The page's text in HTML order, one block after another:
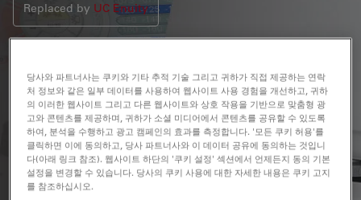
Replaced by UC Enuity
(-15~-185°C)을 준비해야 한다면, Cryochamber Leica EM
FC7을 Ultramicrotome Leica EM UC6 또는 Leica EM
UC7에 장착하여 Cryoultramicrotome으로 바꾸세요.
완벽한 극저온 절편을 위해 4 단계만 수행하면 됩니다 ----
갤러리 "를 클릭하십시오.
당사와 파트너사는 쿠키와 기타 추적 기술 그리고 귀하가 직접 제공하는 연락
처 정보와 같은 일부 데이터를 사용하여 웹사이트 사용 경험을 개선하고, 귀하
의 이러한 웹사이트 그리고 다른 웹사이트와 상호 작용을 기반으로 맞춤형 광
고와 콘텐츠를 제공하며, 귀하가 소셜 미디어에서 콘텐츠를 공유할 수 있도록
하여, 분석을 수행하고 광고 캠페인의 효과를 측정합니다. '모든 쿠키 허용'를
클릭하면 이에 동의하고, 당사 파트너사와 이 데이터 공유에 동의하는 것입니
다(아래 링크 참조). 웹사이트 하단의 '쿠키 설정' 섹션에서 언제든지 동의 기본
설정을 변경할 수 있습니다. 당사의 쿠키 사용에 대한 자세한 내용은 쿠키 고지
를 참조하십시오.